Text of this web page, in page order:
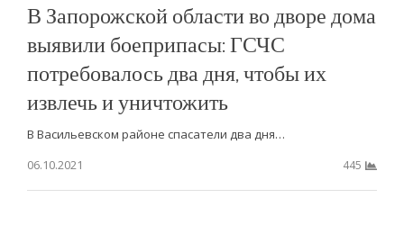
В Запорожской области во дворе дома
выявили боеприпасы: ГСЧС
потребовалось два дня, чтобы их
извлечь и уничтожить
В Васильевском районе спасатели два дня…
06.10.2021
445